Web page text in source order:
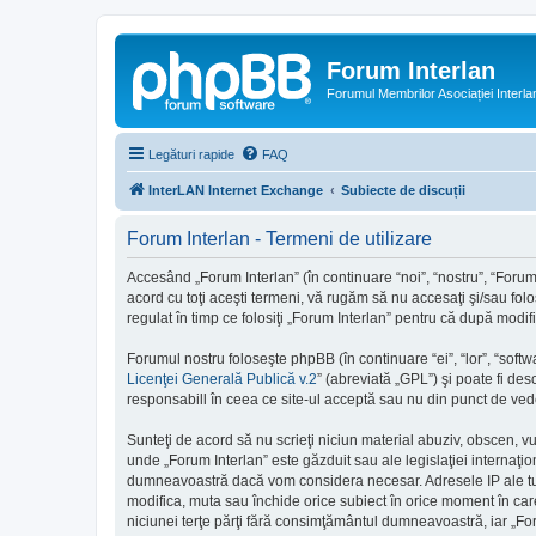
Forum Interlan
Forumul Membrilor Asociației
Legături rapide FAQ
InterLAN Internet Exchange Subiecte de discuții
Forum Interlan - Termeni de utilizare
Accesând „Forum Interlan” (în continuare “noi”, “nostru”,
acord cu toţi aceşti termeni, vă rugăm să nu accesaţi şi/sau
regulat în timp ce folosiţi „Forum Interlan” pentru că după
Forumul nostru foloseşte phpBB (în continuare “ei”, “lor”,
Licenţei Generală Publică v.2” (abreviată „GPL”) şi poate fi
responsabill în ceea ce site-ul acceptă sau nu din punct de
Sunteţi de acord să nu scrieţi niciun material abuziv, obscen,
unde „Forum Interlan” este găzduit sau ale legislaţiei
dumneavoastră dacă vom considera necesar. Adresele IP ale
modifica, muta sau închide orice subiect în orice moment în
niciunei terţe părţi fără consimţământul dumneavoastră, iar